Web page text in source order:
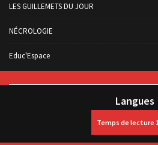
LES GUILLEMETS DU JOUR
NÉCROLOGIE
Educ'Espace
Langues